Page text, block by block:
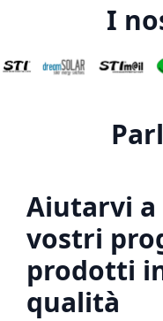
I
Aiutarvi a
vostri
prodotti
qualità